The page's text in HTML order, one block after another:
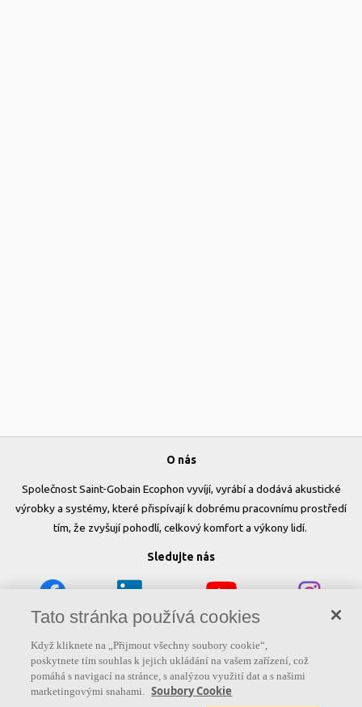
O nás
Společnost Saint-Gobain Ecophon vyvíjí, vyrábí a dodává akustické
výrobky a systémy, které přispívají k dobrému pracovnímu prostředí
tím, že zvyšují pohodlí, celkový komfort a výkony lidí.
Sledujte nás
Produkty Inspirace & znalosti Funkční požadavky
Barvy a povrchy Nástroje & služby
Tato stránka používá cookies
Když kliknete na „Přijmout všechny soubory cookie“,
poskytnete tím souhlas k jejich ukládání na vašem zařízení, což
pomáhá s navigací na stránce, s analýzou využití dat a s našimi
marketingovými snahami. Soubory Cookie